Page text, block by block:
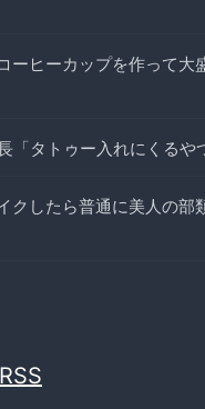
ーヒーカップを作って
「タトゥー入れにくるや
クしたら普通に美人の